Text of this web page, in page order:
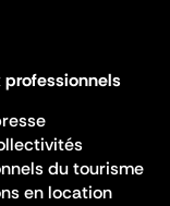
professionnels
du tourisme
en location